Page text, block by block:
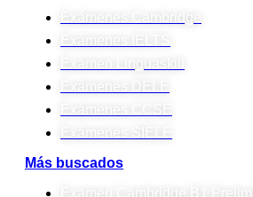
Exámenes Cambridge
Exámenes IELTS
Examen Linguaskill
Exámenes DELE
Exámenes CCSE
Exámenes SIELE
Más buscados
Examen Cambridge B1